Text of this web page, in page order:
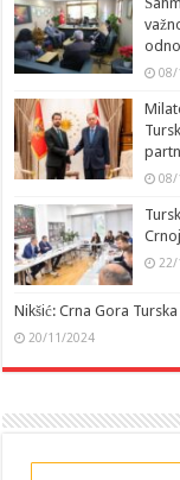
08/
08/
Nikšić: Crna Gora Turska
20/11/2024